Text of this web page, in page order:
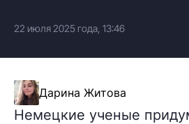
22 июля 2025 года, 13:46
Дарина Житова
Немецкие ученые